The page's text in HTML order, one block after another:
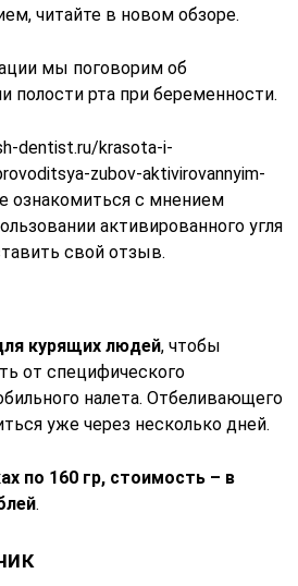
читайте в новом обзоре.
мы поговорим об
полости рта при беременности.
dentist.ru/krasota-i-
zubov-aktivirovannyim-
ознакомиться с мнением
активированного угля
свой отзыв.
курящих людей, чтобы
от специфического
налета. Отбеливающего
уже через несколько дней.
по 160 гр, стоимость – в
.